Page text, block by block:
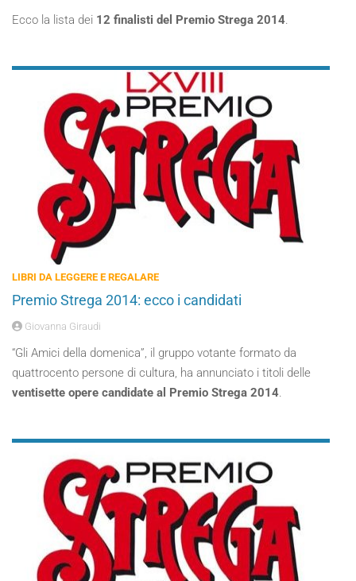
Ecco la lista dei 12 finalisti del Premio Strega 2014.
LIBRI DA LEGGERE E REGALARE
Premio Strega 2014: ecco i candidati
Giovanna Giraudi
“Gli Amici della domenica”, il gruppo votante formato da
quattrocento persone di cultura, ha annunciato i titoli delle
ventisette opere candidate al Premio Strega 2014.